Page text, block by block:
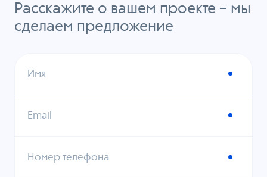
Расскажите о вашем проекте – мы
сделаем предложение
Имя
Email
Номер телефона